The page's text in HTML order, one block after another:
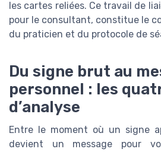
les cartes reliées. Ce travail de
pour le consultant, constitue le
du praticien et du protocole de
Du signe brut au
personnel : les
d’analyse
Entre le moment où un signe
devient un message pour